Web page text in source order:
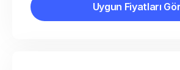
Uygun Fiyatları Gör
Uygun Fiyatları Gör